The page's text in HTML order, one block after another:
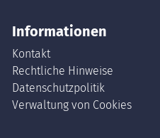
Informationen
Kontakt
Rechtliche Hinweise
Datenschutzpolitik
Verwaltung von Cookies